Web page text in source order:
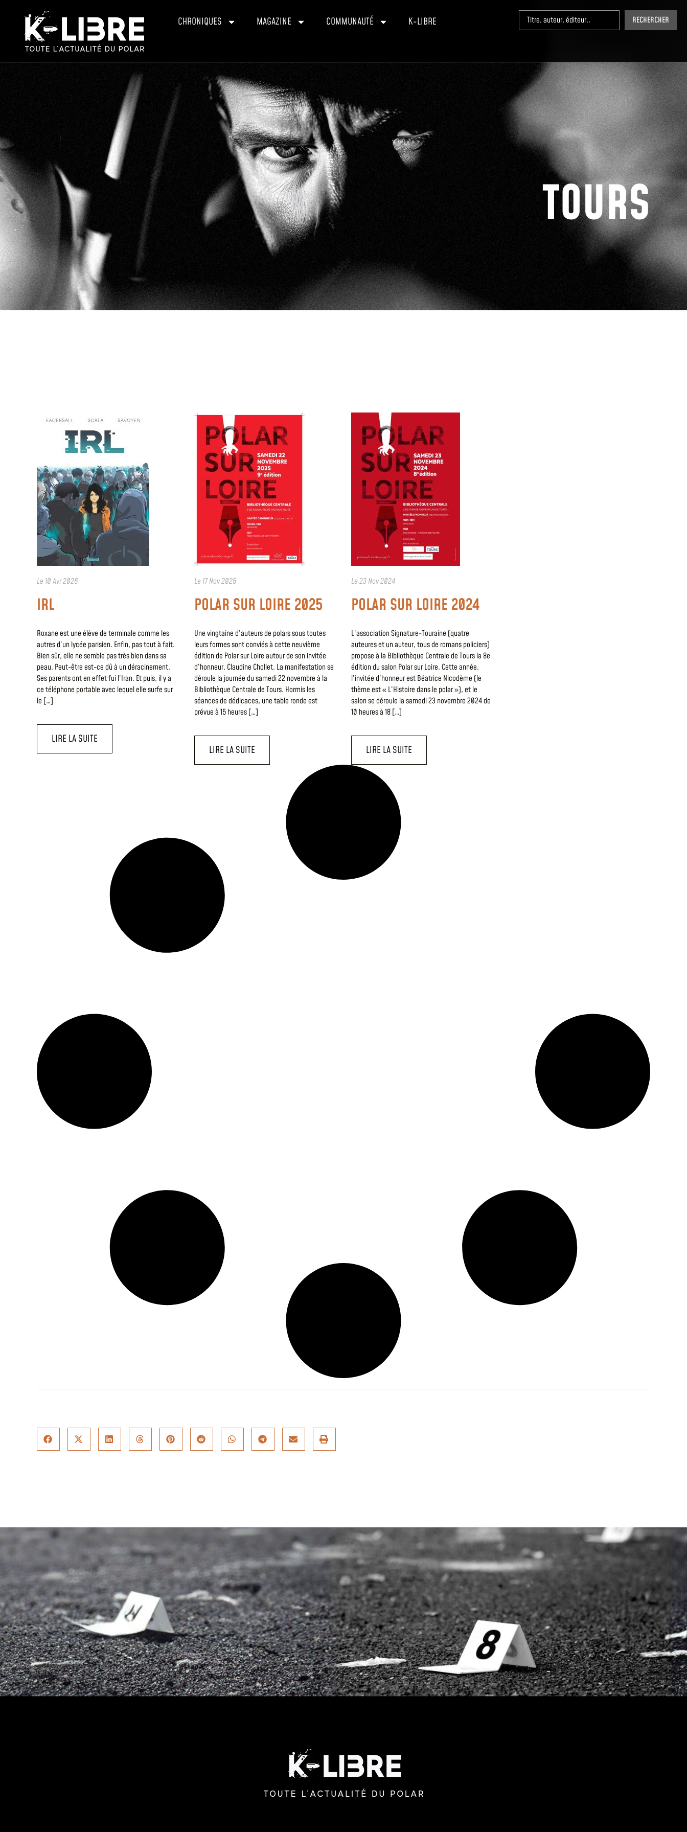
CHRONIQUES MAGAZINE COMMUNAUTÉ K-LIBRE RECHERCHER
TOURS
Le 10 Avr 2026
IRL
Roxane est une élève de terminale comme les
autres d’un lycée parisien. Enfin, pas tout à fait.
Bien sûr, elle ne semble pas très bien dans sa
peau. Peut-être est-ce dû à un déracinement.
Ses parents ont en effet fui l’Iran. Et puis, il y a
ce téléphone portable avec lequel elle surfe sur
le […]
LIRE LA SUITE
Le 17 Nov 2025
POLAR SUR LOIRE 2025
Une vingtaine d’auteurs de polars sous toutes
leurs formes sont conviés à cette neuvième
édition de Polar sur Loire autour de son invitée
d’honneur, Claudine Chollet. La manifestation se
déroule la journée du samedi 22 novembre à la
Bibliothèque Centrale de Tours. Hormis les
séances de dédicaces, une table ronde est
prévue à 15 heures […]
LIRE LA SUITE
Le23 Nov 2024
POLAR SUR LOIRE 2024
L’association Signature-Touraine (quatre
auteures et un auteur, tous de romans policiers)
propose à la Bibliothèque Centrale de Tours la 8e
édition du salon Polar sur Loire. Cette année,
l’invitée d’honneur est Béatrice Nicodème (le
thème est « L’Histoire dans le polar »), et le
salon se déroule la samedi 23 novembre 2024 de
10 heures à 18 […]
LIRE LA SUITE